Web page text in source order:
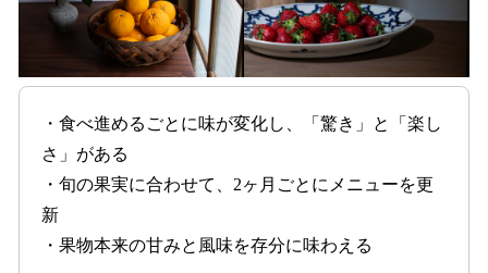
・食べ進めるごとに味が変化し、「驚き」と「楽し
さ」がある
・旬の果実に合わせて、2ヶ月ごとにメニューを更
新
・果物本来の甘みと風味を存分に味わえる